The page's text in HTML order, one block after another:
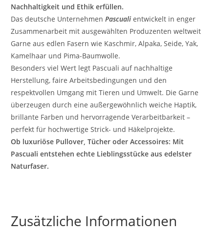
Nachhaltigkeit und Ethik erfüllen.
Das deutsche UnternehmenPascuali entwickelt in enger
Zusammenarbeit mit ausgewählten Produzenten weltweit
Garne aus edlen Fasern wie Kaschmir, Alpaka, Seide, Yak,
Kamelhaar und Pima-Baumwolle.
Besonders viel Wert legt Pascuali auf nachhaltige
Herstellung, faire Arbeitsbedingungen und den
respektvollen Umgang mit Tieren und Umwelt. Die Garne
überzeugen durch eine außergewöhnlich weiche Haptik,
brillante Farben und hervorragende Verarbeitbarkeit –
perfekt für hochwertige Strick- und Häkelprojekte.
Ob luxuriöse Pullover, Tücher oder Accessoires: Mit
Pascuali entstehen echte Lieblingsstücke aus edelster
Naturfaser.
Zusätzliche Informationen